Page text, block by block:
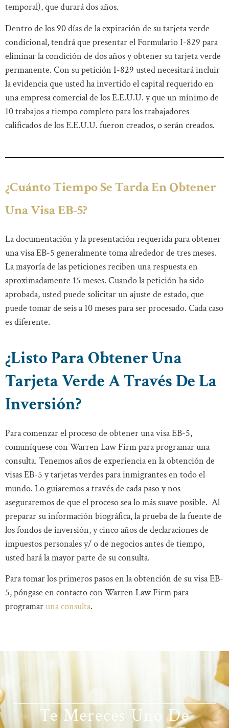
temporal), que durará dos años.
Dentro de los 90 días de la expiración de su tarjeta verde
condicional, tendrá que presentar el Formulario I-829 para
eliminar la condición de dos años y obtener su tarjeta verde
permanente. Con su petición I-829 usted necesitará incluir
la evidencia que usted ha invertido el capital requerido en
una empresa comercial de los E.E.U.U. y que un mínimo de
10 trabajos a tiempo completo para los trabajadores
calificados de los E.E.U.U. fueron creados, o serán creados.
¿Cuánto Tiempo Se Tarda En Obtener
Una Visa EB-5?
La documentación y la presentación requerida para obtener
una visa EB-5 generalmente toma alrededor de tres meses.
La mayoría de las peticiones reciben una respuesta en
aproximadamente 15 meses. Cuando la petición ha sido
aprobada, usted puede solicitar un ajuste de estado, que
puede tomar de seis a 10 meses para ser procesado. Cada caso
es diferente.
¿Listo Para Obtener Una
Tarjeta Verde A Través De La
Inversión?
Para comenzar el proceso de obtener una visa EB-5,
comuníquese con Warren Law Firm para programar una
consulta. Tenemos años de experiencia en la obtención de
visas EB-5 y tarjetas verdes para inmigrantes en todo el
mundo. Lo guiaremos a través de cada paso y nos
aseguraremos de que el proceso sea lo más suave posible. Al
preparar su información biográfica, la prueba de la fuente de
los fondos de inversión, y cinco años de declaraciones de
impuestos personales y/ o de negocios antes de tiempo,
usted hará la mayor parte de su consulta.
Para tomar los primeros pasos en la obtención de su visa EB-
5, póngase en contacto con Warren Law Firm para
programaruna consulta.
Te Mereces Uno De